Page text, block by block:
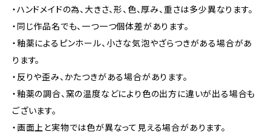
・ハンドメイドの為、大きさ、形、色、厚み、重さは多少異なります。
・同じ作品名でも、一つ一つ個体差があります。
・釉薬によるピンホール、小さな気泡やざらつきがある場合があ
ります。
・反りや歪み、かたつきがある場合があります。
・釉薬の調合、窯の温度などにより色の出方に違いが出る場合も
ございます。
・画面上と実物では色が異なって見える場合があります。